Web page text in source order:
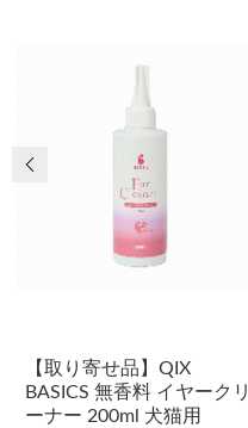
【取り寄せ品】QIX
BASICS 無香料 イヤークリ
ーナー 200ml 犬猫用
前の画像